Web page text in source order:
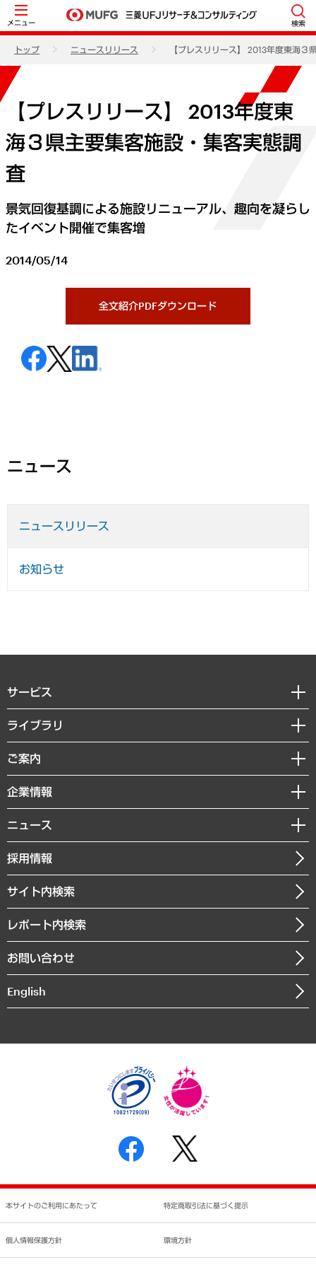
メニュー 検索
トップ ニュースリリース 【プレスリリース】 2013年度東海３
【プレスリリース】 2013年度東
海３県主要集客施設・集客実態調
査
景気回復基調による施設リニューアル、趣向を凝らし
たイベント開催で集客増
2014/05/14
全文紹介PDFダウンロード
ニュース
ニュースリリース
お知らせ
サービス
経営戦略
組織・人事戦略
デジタルイノベーション
共生・ダイバーシティ
GRC（ガバナンス・リスク・コンプライアンス）・防災（政策）
経済・産業・雇用・労働
まちづくり・観光・交通・スポーツ・スマートシティ
自然資源・農林水産業・食料システム
ライブラリ
経済調査
レポート
コラム
経営用語集
受託・受注実績（官公庁関連）
メディア掲載・出演
ご案内
セミナー・イベント情報
MUFGビジネスセミナー
受託案件情報
企業情報
私たちの想い
社長メッセージ
会社概要
沿革
組織図・本部部室紹介
インドネシア現地法人
個人情報保護方針
反社会的勢力に対する基本方針
書面による個人情報の開示等の請求の手続きについて
ニュース
ニュースリリース
お知らせ
採用情報
サイト内検索
レポート内検索
お問い合わせ
English
本サイトのご利用にあたって 特定商取引法に基づく提示
個人情報保護方針 環境方針